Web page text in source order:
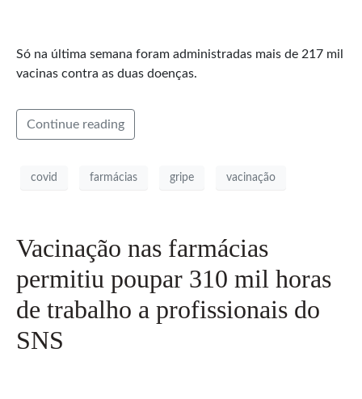
Só na última semana foram administradas mais de 217 mil
vacinas contra as duas doenças.
Continue reading
covid farmácias gripe vacinação
Vacinação nas farmácias
permitiu poupar 310 mil horas
de trabalho a profissionais do
SNS